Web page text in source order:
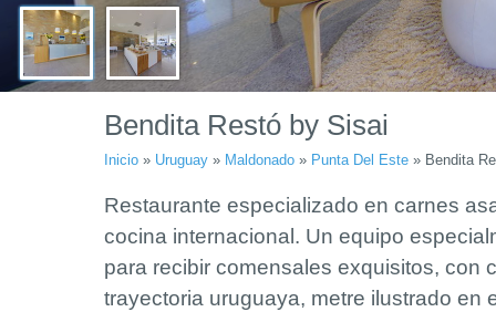
Bendita Restó by Sisai
Inicio » Uruguay » Maldonado » Punta Del Este » Bendita
Restaurante especializado en carnes
cocina internacional. Un equipo
para recibir comensales exquisitos, con
trayectoria uruguaya, metre ilustrado en